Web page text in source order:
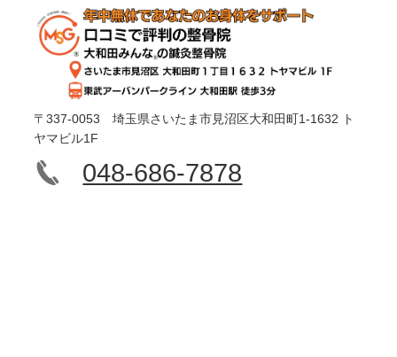
〒337-0053 埼玉県さいたま市見沼区大和田町1-1632 ト
ヤマビル1F
048-686-7878